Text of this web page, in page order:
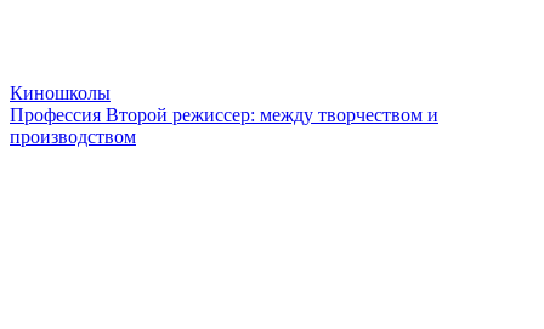
Киношколы
Профессия Второй режиссер: между творчеством и
производством